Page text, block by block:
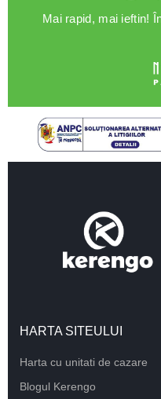
Mai rapid, mai ieftin!
HARTA SITEULUI
Harta cu unitati de cazare
Blogul Kerengo